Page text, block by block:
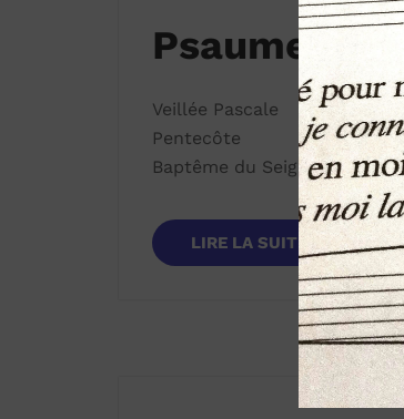
Psaume 103
Veillée Pascale
Pentecôte
Baptême du Seigneur (C)
LIRE LA SUITE